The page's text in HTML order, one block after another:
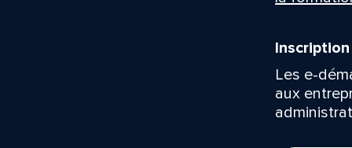
Les e-
aux